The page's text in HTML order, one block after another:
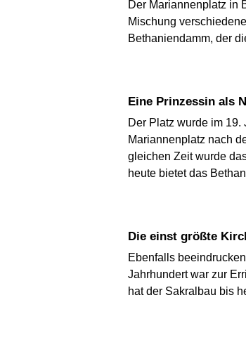
Der Mariannenplatz in
Mischung
Bethaniendamm, der
Eine Prinzessin als
Der Platz wurde im
Mariannenplatz nach
gleichen Zeit wurde
heute bietet das
Die einst größte
Ebenfalls
Jahrhundert war zur
hat der Sakralbau bis